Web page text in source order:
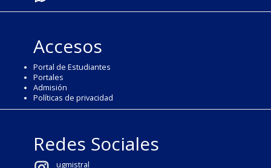
Accesos
Portal de Estudiantes
Portales
Admisión
Políticas de privacidad
Redes Sociales
ugmistral